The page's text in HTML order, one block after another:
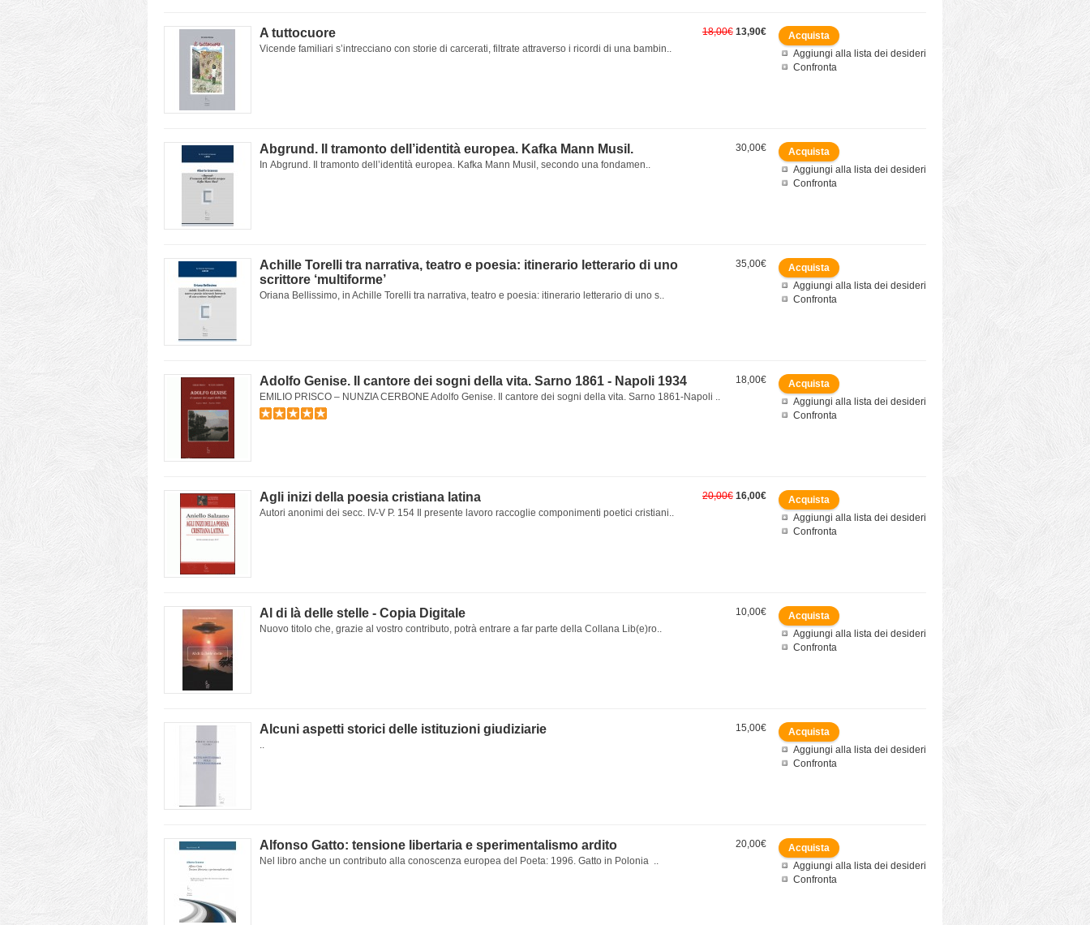
Aggiungi alla lista dei desideri
Confronta
18,00€ 13,90€
A tuttocuore
Vicende familiari s’intrecciano con storie di carcerati, filtrate attraverso i ricordi di una bambin..
Aggiungi alla lista dei desideri
Confronta
30,00€
Abgrund. Il tramonto dell’identità europea. Kafka Mann Musil.
In Abgrund. Il tramonto dell’identità europea. Kafka Mann Musil, secondo una fondamen..
Aggiungi alla lista dei desideri
Confronta
35,00€
Achille Torelli tra narrativa, teatro e poesia: itinerario letterario di uno
scrittore ‘multiforme’
Oriana Bellissimo, in Achille Torelli tra narrativa, teatro e poesia: itinerario letterario di uno s..
Aggiungi alla lista dei desideri
Confronta
18,00€
Adolfo Genise. Il cantore dei sogni della vita. Sarno 1861 - Napoli 1934
EMILIO PRISCO – NUNZIA CERBONE Adolfo Genise. Il cantore dei sogni della vita. Sarno 1861-Napoli ..
Aggiungi alla lista dei desideri
Confronta
20,00€ 16,00€
Agli inizi della poesia cristiana latina
Autori anonimi dei secc. IV-V P. 154 Il presente lavoro raccoglie componimenti poetici cristiani..
Aggiungi alla lista dei desideri
Confronta
10,00€
Al di là delle stelle - Copia Digitale
Nuovo titolo che, grazie al vostro contributo, potrà entrare a far parte della Collana Lib(e)ro..
Aggiungi alla lista dei desideri
Confronta
15,00€
Alcuni aspetti storici delle istituzioni giudiziarie
..
Aggiungi alla lista dei desideri
Confronta
20,00€
Alfonso Gatto: tensione libertaria e sperimentalismo ardito
Nel libro anche un contributo alla conoscenza europea del Poeta: 1996. Gatto in Polonia ..